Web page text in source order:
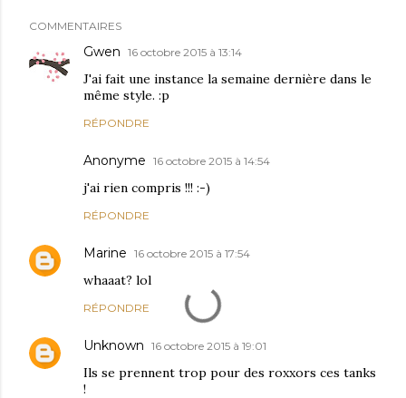
COMMENTAIRES
Gwen 16 octobre 2015 à 13:14
J'ai fait une instance la semaine dernière dans le
même style. :p
RÉPONDRE
Anonyme 16 octobre 2015 à 14:54
j'ai rien compris !!! :-)
RÉPONDRE
Marine 16 octobre 2015 à 17:54
whaaat? lol
RÉPONDRE
Unknown 16 octobre 2015 à 19:01
Ils se prennent trop pour des roxxors ces tanks
!